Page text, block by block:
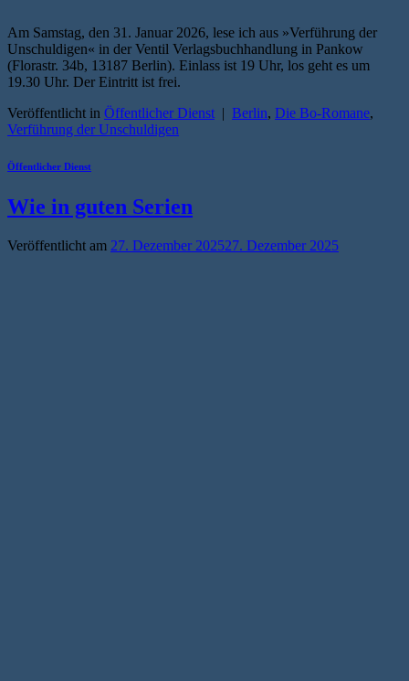
Am Samstag, den 31. Januar 2026, lese ich aus »Verführung der
Unschuldigen« in der Ventil Verlagsbuchhandlung in Pankow
(Florastr. 34b, 13187 Berlin). Einlass ist 19 Uhr, los geht es um
19.30 Uhr. Der Eintritt ist frei.
Veröffentlicht in Öffentlicher Dienst | Berlin, Die Bo-Romane,
Verführung der Unschuldigen
Öffentlicher Dienst
Wie in guten Serien
Veröffentlicht am 27. Dezember 202527. Dezember 2025